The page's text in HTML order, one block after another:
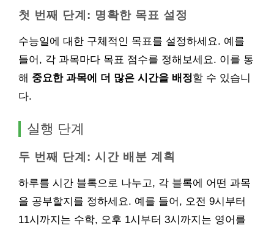
첫 번째 단계: 명확한 목표 설정
수능일에 대한 구체적인 목표를 설정하세요. 예를
들어, 각 과목마다 목표 점수를 정해보세요. 이를 통
해 중요한 과목에 더 많은 시간을 배정할 수 있습니
다.
실행 단계
두 번째 단계: 시간 배분 계획
하루를 시간 블록으로 나누고, 각 블록에 어떤 과목
을 공부할지를 정하세요. 예를 들어, 오전 9시부터
11시까지는 수학, 오후 1시부터 3시까지는 영어를